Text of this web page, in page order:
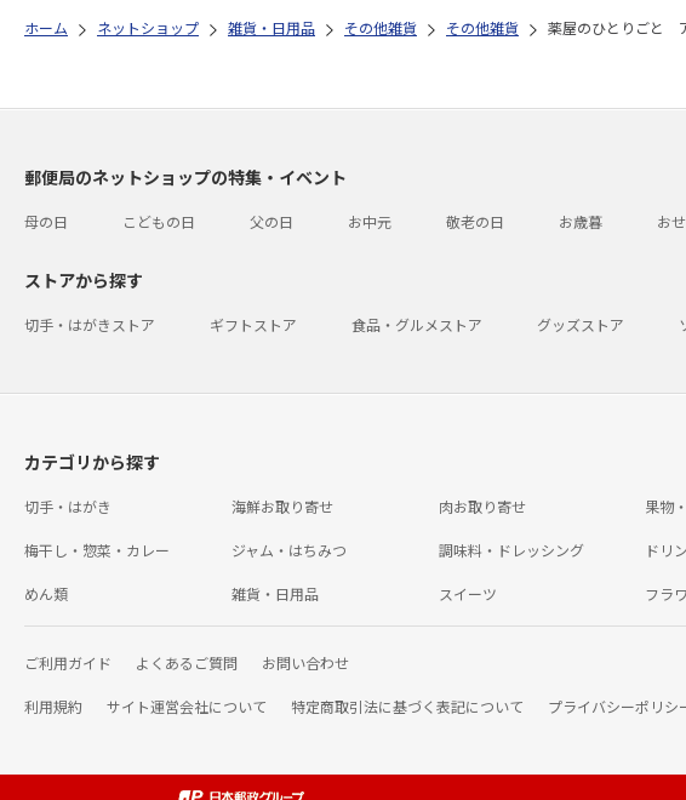
ホーム ネットショップ 雑貨・日用品 その他雑貨 その他雑貨 薬屋のひとりごと
郵便局のネットショップの特集・イベント
母の日 こどもの日 父の日 お中元 敬老の日 お歳暮 お
ストアから探す
切手・はがきストア ギフトストア 食品・グルメストア グッズストア
カテゴリから探す
切手・はがき 海鮮お取り寄せ 肉お取り寄せ 果物
梅干し・惣菜・カレー ジャム・はちみつ 調味料・ドレッシング ドリ
めん類 雑貨・日用品 スイーツ フラ
ご利用ガイド よくあるご質問 お問い合わせ
利用規約 サイト運営会社について 特定商取引法に基づく表記について プライバシーポリシ